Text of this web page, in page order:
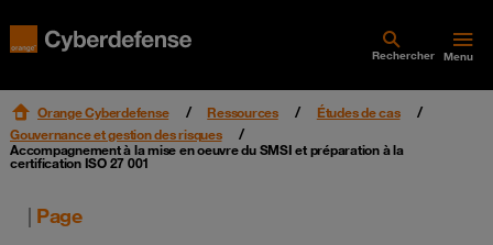
Rechercher Menu
Orange Cyberdefense Ressources
Études de cas
Gouvernance et gestion des risques
Accompagnement à la mise en oeuvre du SMSI et préparation à la
certification ISO 27 001
| Page